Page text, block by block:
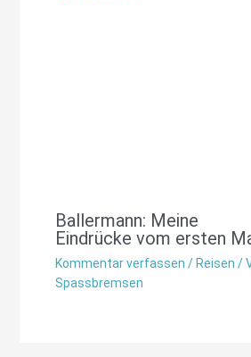
Ballermann: Meine
Eindrücke vom ersten
Kommentar verfassen / Reisen /
Spassbremsen